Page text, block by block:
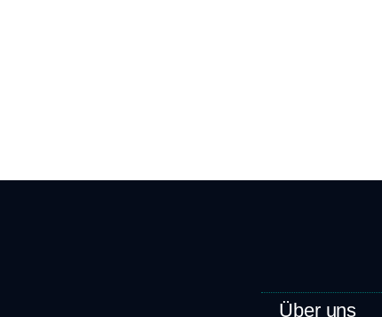
Über uns